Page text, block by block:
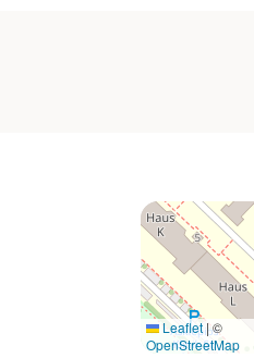
Leaflet |©
OpenStreetMap